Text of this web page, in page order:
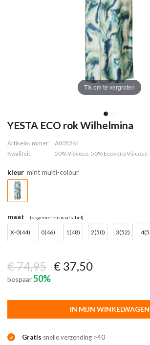
Tik om te vergroten
YESTA ECO rok Wilhelmina
Artikelnummer:
A005261
Kwaliteit:
50% Viscose, 50% Ecovero Viscose
kleur mint multi-colour
maat (opgemeten maattabel)
X-0(44) 0(46) 1(48) 2(50) 3(52)
€ 74,95 € 37,50
bespaar50%
IN MIJN WINKELWAGEN
Gratis snelle verzending >40